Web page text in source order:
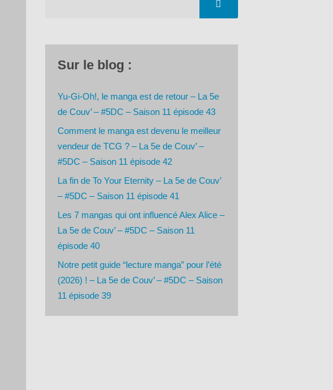
Sur le blog :
Yu-Gi-Oh!, le manga est de retour – La 5e
de Couv’ – #5DC – Saison 11 épisode 43
Comment le manga est devenu le meilleur
vendeur de TCG ? – La 5e de Couv’ –
#5DC – Saison 11 épisode 42
La fin de To Your Eternity – La 5e de Couv’
– #5DC – Saison 11 épisode 41
Les 7 mangas qui ont influencé Alex Alice –
La 5e de Couv’ – #5DC – Saison 11
épisode 40
Notre petit guide “lecture manga” pour l’été
(2026) ! – La 5e de Couv’ – #5DC – Saison
11 épisode 39